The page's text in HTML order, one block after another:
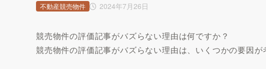
2024年7月26日
不動産競売物件
競売物件の評価記事がバズらない理由は何ですか？
競売物件の評価記事がバズらない理由は、いくつかの要因が